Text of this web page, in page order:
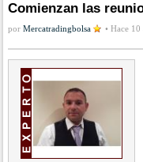
Comienzan las
por Mercatradingbolsa • Hace 10